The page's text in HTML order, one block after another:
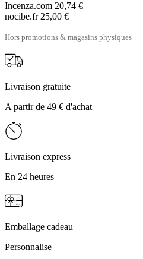
Incenza.com 20,74 €
nocibe.fr 25,00 €
Hors promotions & magasins physiques
Livraison gratuite
A partir de 49 € d'achat
Livraison express
En 24 heures
Emballage cadeau
Personnalise